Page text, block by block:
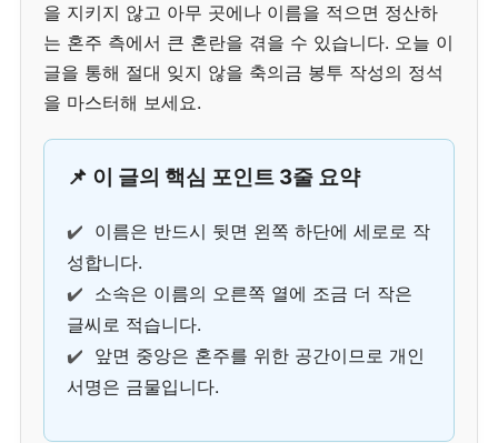
을 지키지 않고 아무 곳에나 이름을 적으면 정산하
는 혼주 측에서 큰 혼란을 겪을 수 있습니다. 오늘 이
글을 통해 절대 잊지 않을 축의금 봉투 작성의 정석
을 마스터해 보세요.
📌 이 글의 핵심 포인트 3줄 요약
✔️ 이름은 반드시 뒷면 왼쪽 하단에 세로로 작
성합니다.
✔️ 소속은 이름의 오른쪽 열에 조금 더 작은
글씨로 적습니다.
✔️ 앞면 중앙은 혼주를 위한 공간이므로 개인
서명은 금물입니다.